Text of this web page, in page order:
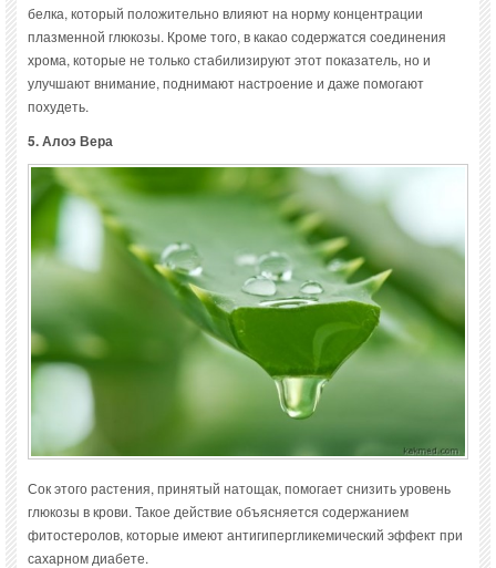
белка, который положительно влияют на норму концентрации
плазменной глюкозы. Кроме того, в какао содержатся соединения
хрома, которые не только стабилизируют этот показатель, но и
улучшают внимание, поднимают настроение и даже помогают
похудеть.
5. Алоэ Вера
Сок этого растения, принятый натощак, помогает снизить уровень
глюкозы в крови. Такое действие объясняется содержанием
фитостеролов, которые имеют антигипергликемический эффект при
сахарном диабете.